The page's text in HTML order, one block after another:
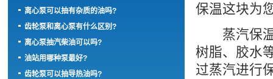
保温这块为
蒸汽保温
树脂、胶水
过蒸汽进行
离心泵可以抽有杂质的油吗?
齿轮泵和离心泵有什么区别?
离心泵抽汽柴油可以吗?
油站用哪种泵最好?
齿轮泵可以抽导热油吗?